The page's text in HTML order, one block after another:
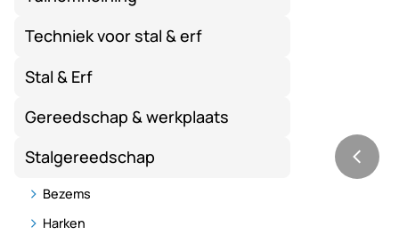
Techniek voor stal & erf
Stal & Erf
Gereedschap & werkplaats
Stalgereedschap
Bezems
Harken